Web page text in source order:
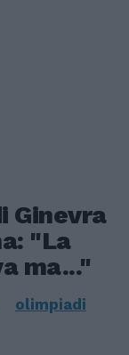
Ginevra
"La
ma..."
olimpiadi